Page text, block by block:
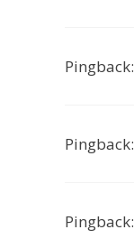
Pingback:
Pingback:
Pingback: